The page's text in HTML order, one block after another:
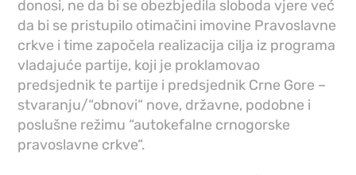
donosi, ne da bi se obezbjedila sloboda vjere već
da bi se pristupilo otimačini imovine Pravoslavne
crkve i time započela realizacija cilja iz programa
vladajuće partije, koji je proklamovao
predsjednik te partije i predsjednik Crne Gore –
stvaranju/“obnovi“ nove, državne, podobne i
poslušne režimu “autokefalne crnogorske
pravoslavne crkve“.